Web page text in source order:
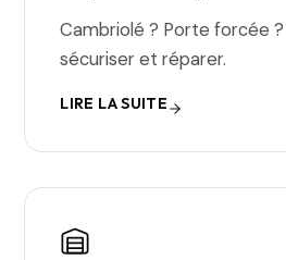
Cambriolé ? Porte forcée
sécuriser et réparer.
LIRE LA SUITE